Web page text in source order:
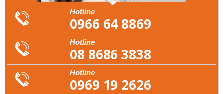
Hotline
0966 64 8869
Hotline
08 8686 3838
Hotline
0969 19 2626